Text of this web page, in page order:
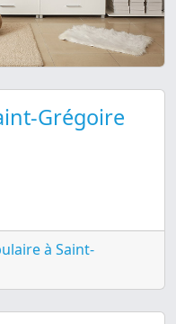
Grégoire
à Saint-